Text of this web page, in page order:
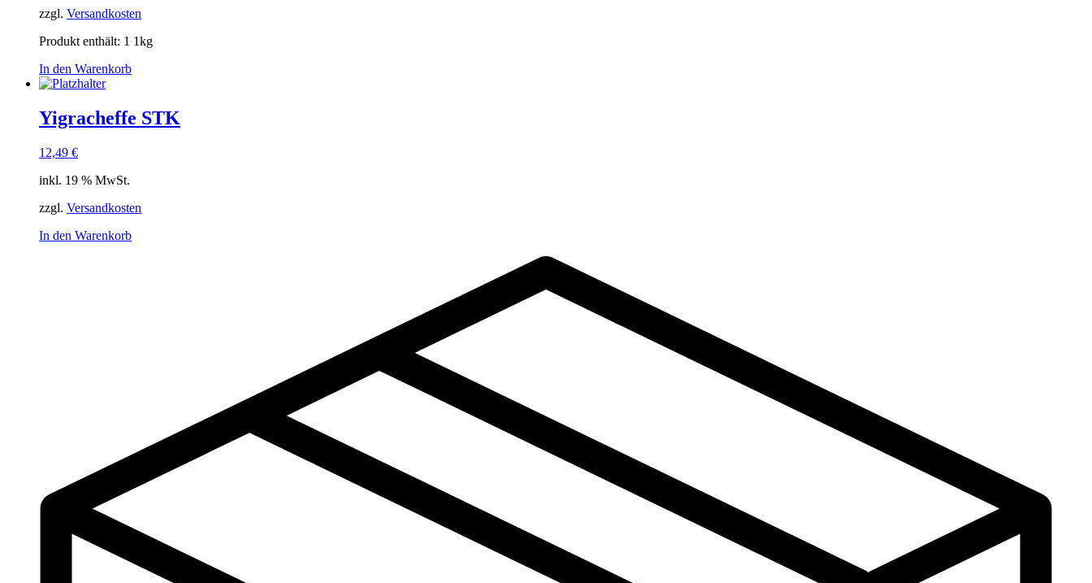
zzgl. Versandkosten
Produkt enthält: 1 1kg
In den Warenkorb
Yigracheffe STK
12,49 €
inkl. 19 % MwSt.
zzgl. Versandkosten
In den Warenkorb